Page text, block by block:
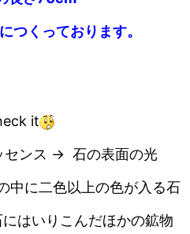
つくっております。
it
センス → 石の表面の光
中に二色以上の色が入る石
はいりこんだほかの鉱物